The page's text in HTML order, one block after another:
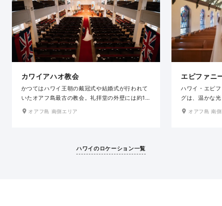
カワイアハオ教会
かつてはハワイ王朝の戴冠式や結婚式が行われて
いたオアフ島最古の教会。礼拝堂の外壁には約1
万4000個のサンゴ石が使用されており、歴史的
観と由緒ある教会ならではの格式高い空間美が魅
オアフ島 南側エリア
エピファニ
ハワイ・エピ
グは、温かな
別なひととき
オアフ島 南
ハワイのロケーション一覧